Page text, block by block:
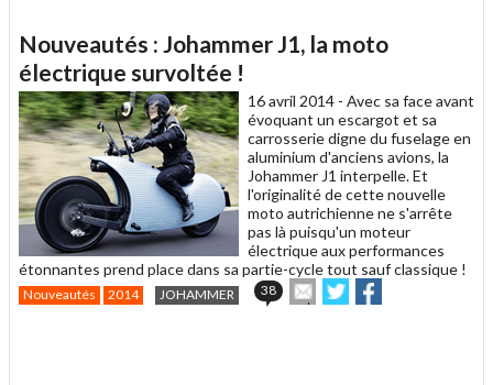
Nouveautés : Johammer J1, la moto
électrique survoltée !
16 avril 2014 - Avec sa face avant
évoquant un escargot et sa
carrosserie digne du fuselage en
aluminium d'anciens avions, la
Johammer J1 interpelle. Et
l'originalité de cette nouvelle
moto autrichienne ne s'arrête
pas là puisqu'un moteur
électrique aux performances
étonnantes prend place dans sa partie-cycle tout sauf classique !
Nouveautés 2014 JOHAMMER 38
Envoyer
cet
Partager
sur sur